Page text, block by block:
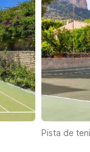
Pista de